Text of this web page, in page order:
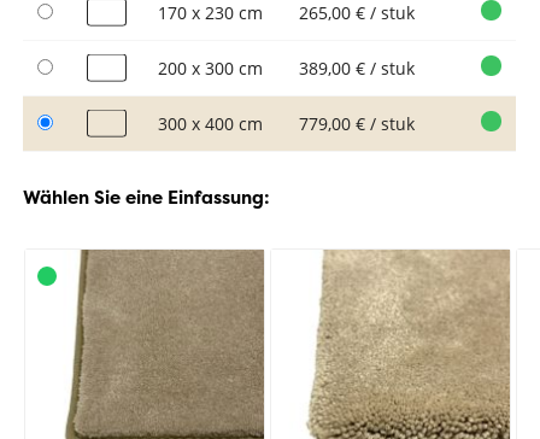
170 x 230 cm 265,00 € / stuk
200 x 300 cm 389,00 € / stuk
300 x 400 cm 779,00 € / stuk
Wählen Sie eine Einfassung: